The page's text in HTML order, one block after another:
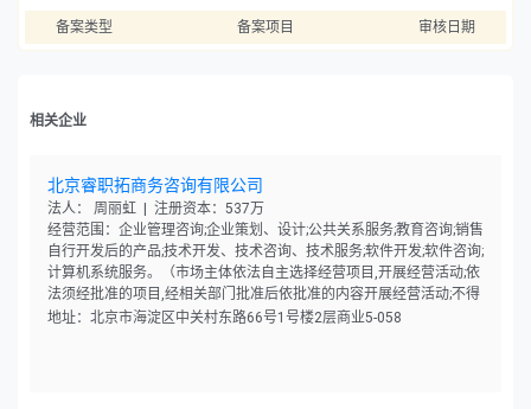
备案类型 备案项目 审核日期
相关企业
北京睿职拓商务咨询有限公司
法人： 周丽虹 | 注册资本：537万
经营范围：企业管理咨询;企业策划、设计;公共关系服务;教育咨询;销售
自行开发后的产品;技术开发、技术咨询、技术服务;软件开发;软件咨询;
计算机系统服务。（市场主体依法自主选择经营项目,开展经营活动;依
法须经批准的项目,经相关部门批准后依批准的内容开展经营活动;不得
从事国家和本市产业政策禁止和限制类项目的经营活动。）
地址：北京市海淀区中关村东路66号1号楼2层商业5-058